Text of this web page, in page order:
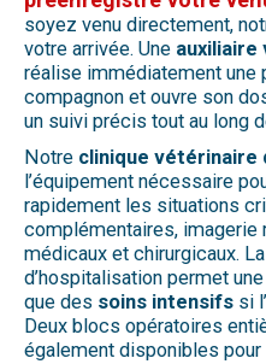
soyez venu directement,
votre arrivée. Une auxiliaire
réalise immédiatement une
compagnon et ouvre son
un suivi précis tout au long
Notre clinique vétérinaire
l’équipement nécessaire
rapidement les situations
complémentaires, imagerie
médicaux et chirurgicaux.
d’hospitalisation permet
que des soins intensifs si
Deux blocs opératoires
également disponibles pour